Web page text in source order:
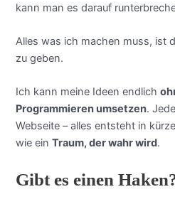
kann man es darauf
Alles was ich machen muss, ist
zu geben.
Ich kann meine Ideen endlich
Programmieren umsetzen.
Webseite – alles entsteht in
wie einTraum, der wahr wird.
Gibt es einen